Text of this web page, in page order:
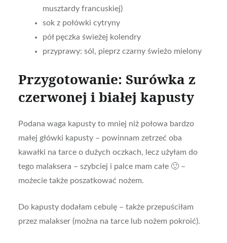
musztardy francuskiej)
sok z połówki cytryny
pół pęczka świeżej kolendry
przyprawy: sól, pieprz czarny świeżo mielony
Przygotowanie: Surówka z
czerwonej i białej kapusty
Podana waga kapusty to mniej niż połowa bardzo
małej główki kapusty – powinnam zetrzeć oba
kawałki na tarce o dużych oczkach, lecz użyłam do
tego malaksera – szybciej i palce mam całe 🙂 –
możecie także poszatkować nożem.
Do kapusty dodałam cebulę – także przepuściłam
przez malakser (można na tarce lub nożem pokroić).